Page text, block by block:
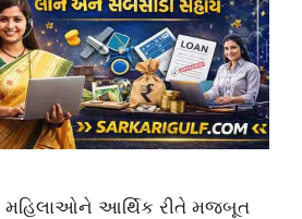
મહિલાઓને આર્થિક રીતે મજબૂત